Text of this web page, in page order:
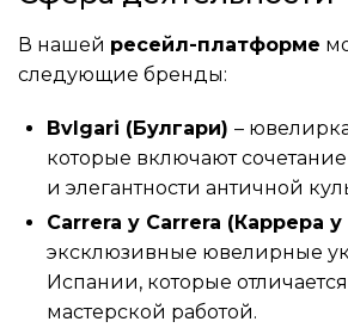
В нашей ресейл-платформе
следующие бренды:
Bvlgari (Булгари) –
которые включают
и элегантности античной
Carrera y Carrera (Каррера
эксклюзивные ювелирные
Испании, которые
мастерской работой.